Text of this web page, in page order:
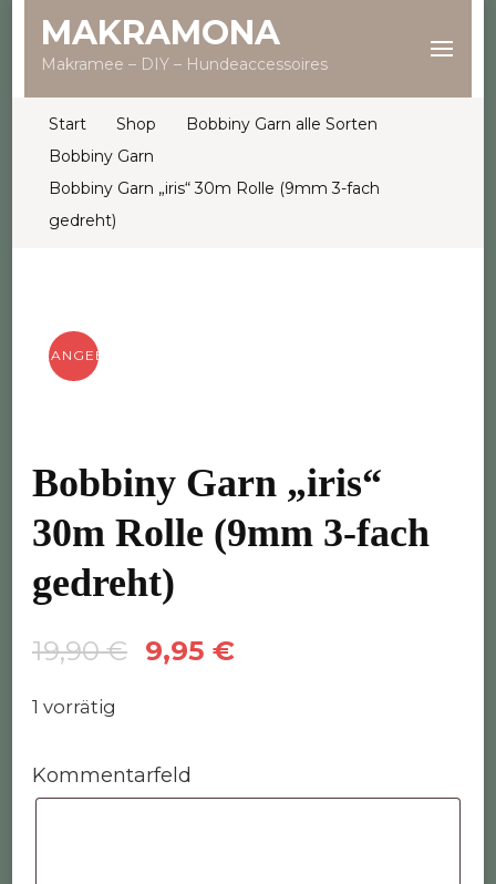
MAKRAMONA
Makramee – DIY – Hundeaccessoires
Start Shop
Bobbiny Garn alle Sorten
Bobbiny Garn
Bobbiny Garn „iris“ 30m Rolle (9mm 3-fach
gedreht)
ANGEBOT!
Bobbiny Garn „iris“
30m Rolle (9mm 3-fach
gedreht)
19,90€
Ursprünglicher
9,95 €
1 vorrätig
Kommentarfeld